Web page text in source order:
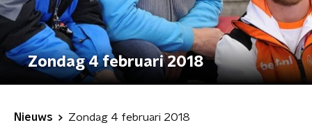
Zondag 4 februari 2018
Nieuws Zondag 4 februari 2018